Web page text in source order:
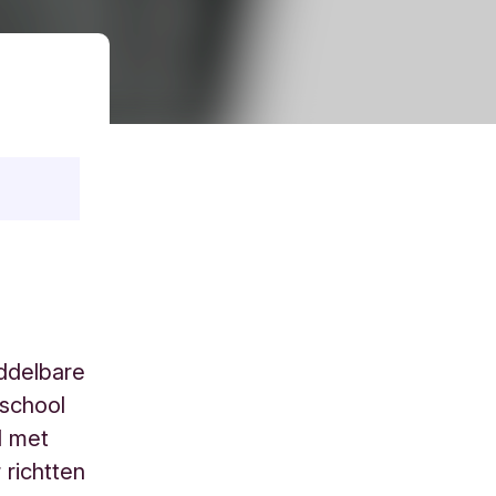
met
richtten